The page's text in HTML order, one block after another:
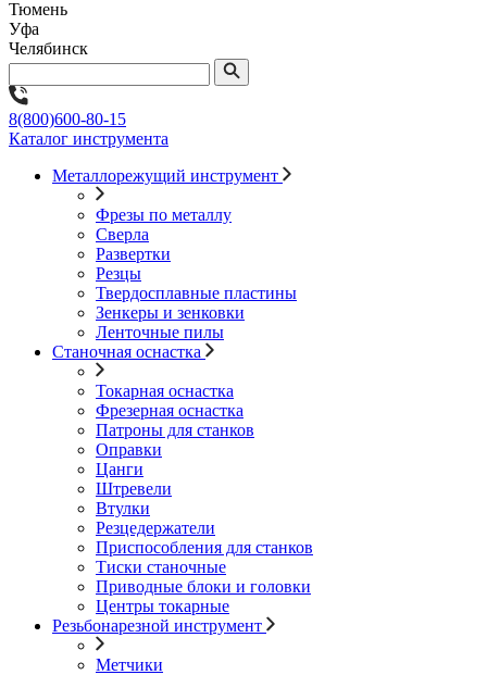
Тюмень
Уфа
Челябинск
8(800)600-80-15
Каталог инструмента
Металлорежущий инструмент
Фрезы по металлу
Сверла
Развертки
Резцы
Твердосплавные пластины
Зенкеры и зенковки
Ленточные пилы
Станочная оснастка
Токарная оснастка
Фрезерная оснастка
Патроны для станков
Оправки
Цанги
Штревели
Втулки
Резцедержатели
Приспособления для станков
Тиски станочные
Приводные блоки и головки
Центры токарные
Резьбонарезной инструмент
Метчики